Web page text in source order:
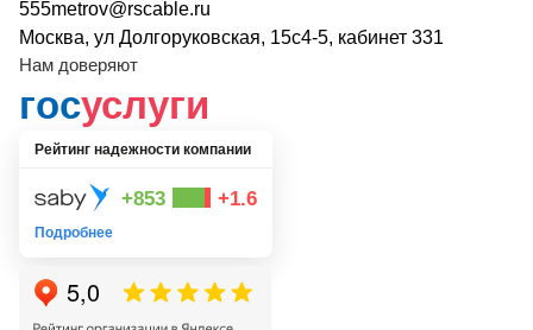
555metrov@rscable.ru
Москва, ул Долгоруковская, 15с4-5, кабинет 331
Нам доверяют
госуслуги
Рейтинг надежности компании
+853 +1.6
Подробнее